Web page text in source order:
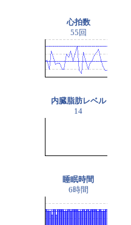
心拍数
55回
内臓脂肪レベル
14
睡眠時間
6時間